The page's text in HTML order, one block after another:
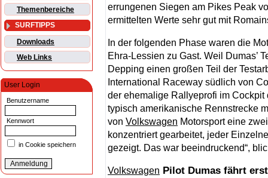
Themenbereiche
SURFTIPPS
Downloads
Web Links
User Login
Benutzername
Kennwort
in Cookie speichern
errungenen Siegen am Pikes Peak
ermittelten Werte sehr gut mit
In der folgenden Phase waren die
Ehra-Lessien zu Gast. Weil Dumas’
Depping einen großen Teil der
International Raceway südlich von
der ehemalige Rallyeprofi im
typisch amerikanische Rennstrecke
von Volkswagen Motorsport eine
konzentriert gearbeitet, jeder
gezeigt. Das war beeindruckend“,
Volkswagen Pilot Dumas fährt